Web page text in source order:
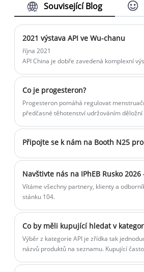
Související Blog
2021 výstava API ve Wu-chanu
října 2021
API China je dobře zavedená komplexní
všechny strany zapojené do čínského
Co je progesteron?
Progesteron pomáhá regulovat
předčasné těhotenství udržováním děložní
doplňkový progesteron.
Navštivte nás na IPhEB Rusko 2026
Vítáme všechny partnery, klienty a
stánku 104.
Co by měli kupující hledat v
Výběr z kategorie API je zřídka tak
názvů produktů na seznamu. Kupující